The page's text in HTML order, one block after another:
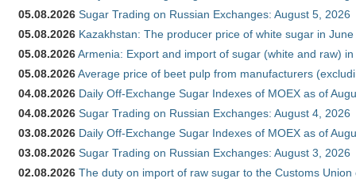
05.08.2026 Sugar Trading on Russian Exchanges: August 5, 2026
05.08.2026 Kazakhstan: The producer price of white sugar in
05.08.2026Armenia: Export and import of sugar (white and raw)
05.08.2026Average price of beet pulp from manufacturers
04.08.2026 Daily Off-Exchange Sugar Indexes of MOEX as of
04.08.2026 Sugar Trading on Russian Exchanges: August 4, 2026
03.08.2026 Daily Off-Exchange Sugar Indexes of MOEX as of
03.08.2026 Sugar Trading on Russian Exchanges: August 3, 2026
02.08.2026 The duty on import of raw sugar to the Customs